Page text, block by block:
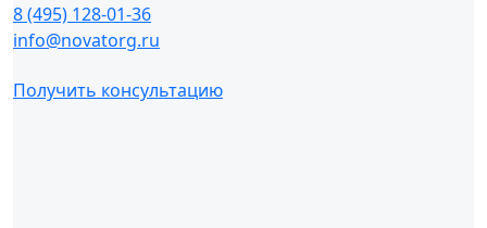
8 (495) 128-01-36
info@novatorg.ru
Получить консультацию